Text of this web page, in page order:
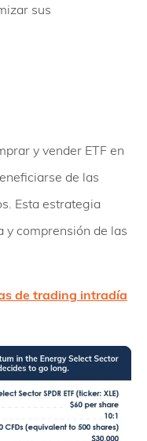
sus
y vender ETF en
de las
Esta estrategia
y comprensión de las
de trading intradía